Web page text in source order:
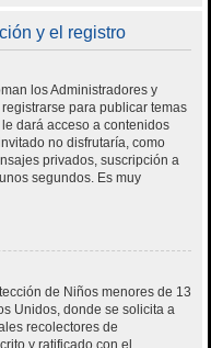
y el registro
los Administradores y
para publicar temas
dará acceso a contenidos
no disfrutaría, como
privados, suscripción a
segundos. Es muy
de Niños menores de 13
Unidos, donde se solicita a
recolectores de
y ratificado con el